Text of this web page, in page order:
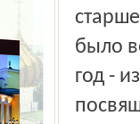
было
год -